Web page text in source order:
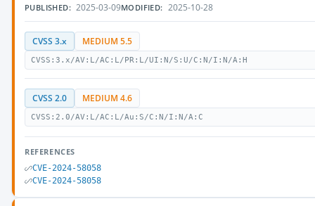
PUBLISHED: 2025-03-09MODIFIED: 2025-10-28
CVSS 3.x MEDIUM 5.5
CVSS:3.x/AV:L/AC:L/PR:L/UI:N/S:U/C:N/I:N/A:H
CVSS 2.0 MEDIUM 4.6
CVSS:2.0/AV:L/AC:L/Au:S/C:N/I:N/A:C
REFERENCES
CVE-2024-58058
CVE-2024-58058